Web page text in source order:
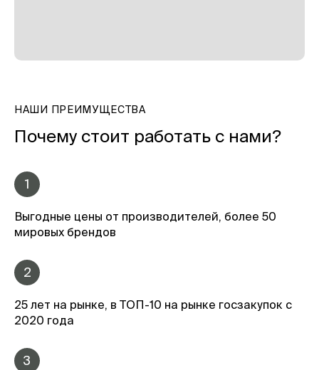
НАШИ ПРЕИМУЩЕСТВА
Почему стоит работать с нами?
1
Выгодные цены от производителей, более 50
мировых брендов
2
25 лет на рынке, в ТОП-10 на рынке госзакупок с
2020 года
3